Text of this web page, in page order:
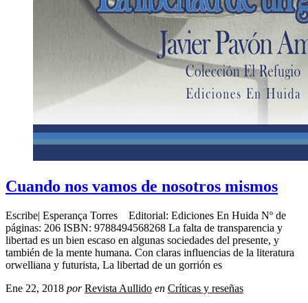
Cuando nos vamos de nosotros mismos
Escribe| Esperança Torres Editorial: Ediciones En Huida Nº de
páginas: 206 ISBN: 9788494568268 La falta de transparencia y
libertad es un bien escaso en algunas sociedades del presente, y
también de la mente humana. Con claras influencias de la literatura
orwelliana y futurista, La libertad de un gorrión es
Ene 22, 2018 por Revista Aullido en Críticas y reseñas